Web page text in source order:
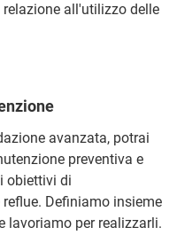
all'utilizzo delle
avanzata, potrai
preventiva e
obiettivi di
Definiamo insieme
lavoriamo per realizzarli.